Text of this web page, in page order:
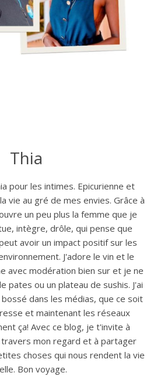
Thia
pour les intimes. Epicurienne et
vie au gré de mes envies. Grâce à
un peu plus la femme que je
intègre, drôle, qui pense que
avoir un impact positif sur les
J'adore le vin et le
avec modération bien sur et je ne
pates ou un plateau de sushis. J'ai
dans les médias, que ce soit
et maintenant les réseaux
ça! Avec ce blog, je t'invite à
mon regard et à partager
choses qui nous rendent la vie
Bon voyage.